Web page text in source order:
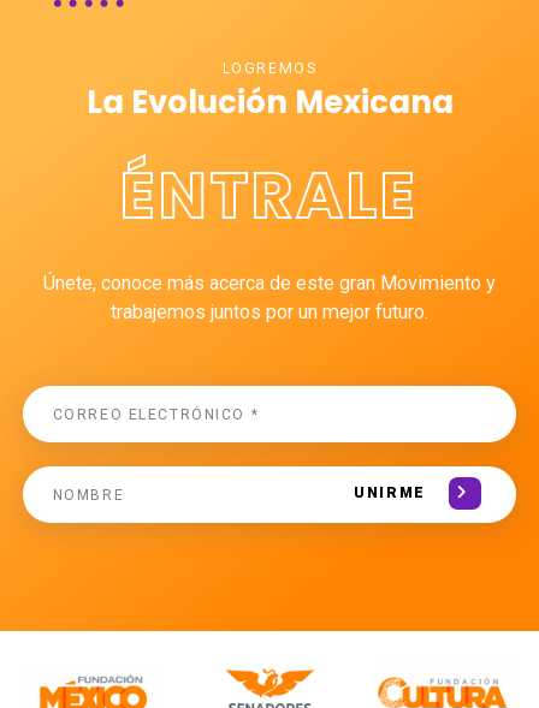
LOGREMOS
La Evolución Mexicana
ÉNTRALE
Únete, conoce más acerca de este gran Movimiento y
trabajemos juntos por un mejor futuro.
UNIRME